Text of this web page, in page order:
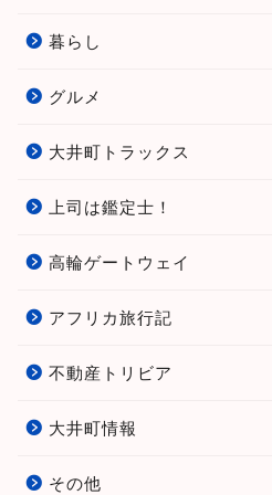
暮らし
グルメ
大井町トラックス
上司は鑑定士！
高輪ゲートウェイ
アフリカ旅行記
不動産トリビア
大井町情報
その他